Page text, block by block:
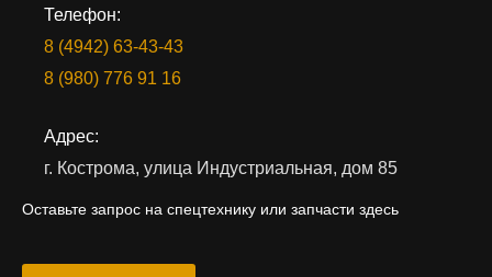
Телефон:
8 (4942) 63-43-43
8 (980) 776 91 16
Адрес:
г. Кострома, улица Индустриальная, дом 85
Оставьте запрос на спецтехнику или запчасти здесь